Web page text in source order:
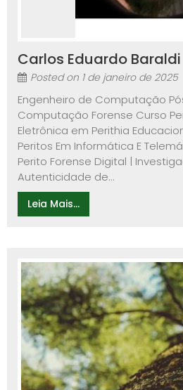
Carlos Eduardo Baraldi
Posted on 1 de janeiro de 2025
Engenheiro de Computação
Computação Forense Curso
Eletrônica em Perithia
Peritos Em Informática E
Perito Forense Digital |
Autenticidade de...
Leia Mais...